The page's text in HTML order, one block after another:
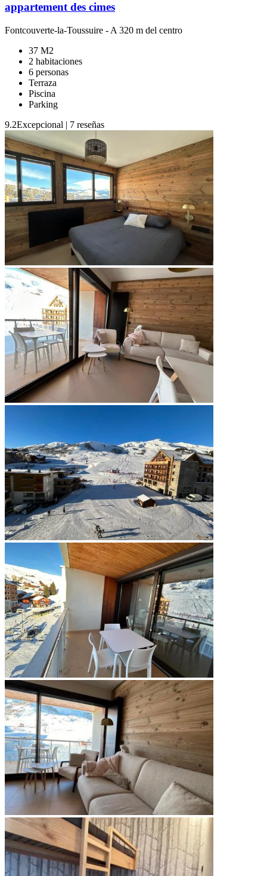
appartement des cimes
Fontcouverte-la-Toussuire - A 320 m del centro
37 M2
2 habitaciones
6 personas
Terraza
Piscina
Parking
9.2Excepcional | 7 reseñas